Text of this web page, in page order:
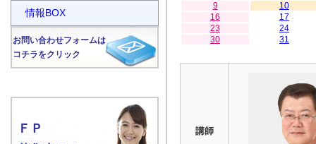
9
10
16
17
23
24
30
31
講師
情報BOX
お問い合わせフォームは
コチラをクリック
ＦＰ